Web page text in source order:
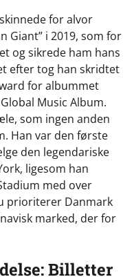
for alvor
Giant” i 2019, som for
og sikrede ham hans
efter tog han skridtet
for albummet
Music Album.
som ingen anden
Han var den første
den legendariske
ligesom han
med over
prioriterer Danmark
marked, der for
Billetter